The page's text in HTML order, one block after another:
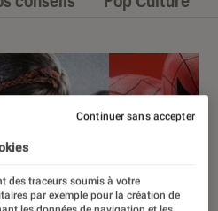
des traceurs soumis à votre
par exemple pour la création de
Continuer sans accepter